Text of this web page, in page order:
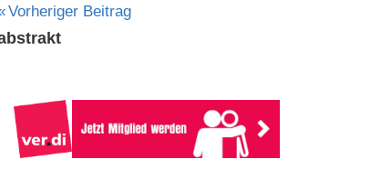
Vorheriger Beitrag